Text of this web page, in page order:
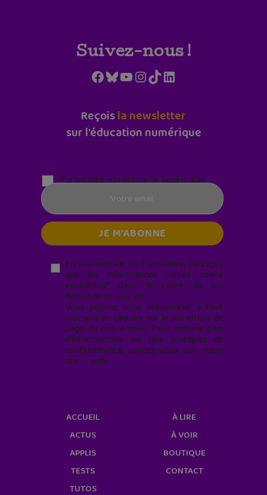
Suivez-nous !
Facebook
Bluesky
YouTube
Instagram
TikTokLinkedIn
Reçoisla newsletter
sur l'éducation numérique
Parentalité numérique (le lundi matin)
En soumettant ce formulaire, j’accepte
que les informations saisies soient
exploitées* dans le cadre de ma
demande de contact.
Vous pouvez vous désabonner à tout
moment en cliquant sur le lien en bas de
page de nos emails. Pour obtenir plus
d'informations sur nos pratiques de
confidentialité, rendez-vous sur notre
site web
ACCUEIL
ACTUS
APPLIS
TESTS
TUTOS
À LIRE
À VOIR
BOUTIQUE
CONTACT